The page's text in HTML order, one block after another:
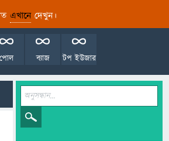
এখানেদেখুন।
টপ ইউজার
ব্যাজ
পোল